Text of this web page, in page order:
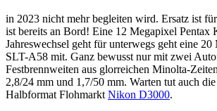
in 2023 nicht mehr begleiten wird. Ersatz ist
ist bereits an Bord! Eine 12 Megapixel Pentax
Jahreswechsel geht für unterwegs geht eine
SLT-A58 mit. Ganz bewusst nur mit zwei
Festbrennweiten aus glorreichen Minolta-
2,8/24 mm und 1,7/50 mm. Warten tut auch
Halbformat Flohmarkt Nikon D3000.